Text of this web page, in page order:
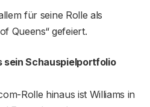
für seine Rolle als
Queens“ gefeiert.
sein Schauspielportfolio
Rolle hinaus ist Williams in